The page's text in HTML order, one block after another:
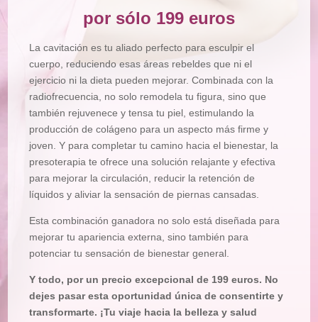
por sólo 199 euros
La cavitación es tu aliado perfecto para esculpir el
cuerpo, reduciendo esas áreas rebeldes que ni el
ejercicio ni la dieta pueden mejorar. Combinada con la
radiofrecuencia, no solo remodela tu figura, sino que
también rejuvenece y tensa tu piel, estimulando la
producción de colágeno para un aspecto más firme y
joven. Y para completar tu camino hacia el bienestar, la
presoterapia te ofrece una solución relajante y efectiva
para mejorar la circulación, reducir la retención de
líquidos y aliviar la sensación de piernas cansadas.
Esta combinación ganadora no solo está diseñada para
mejorar tu apariencia externa, sino también para
potenciar tu sensación de bienestar general.
Y todo, por un precio excepcional de 199 euros. No
dejes pasar esta oportunidad única de consentirte y
transformarte. ¡Tu viaje hacia la belleza y salud